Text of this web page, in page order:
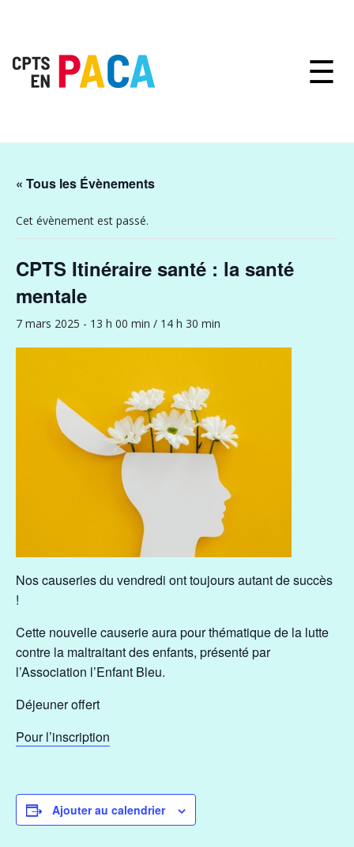
☰
« Tous les Évènements
Cet évènement est passé.
CPTS Itinéraire santé : la santé
mentale
7 mars 2025 - 13 h 00 min / 14 h 30 min
Nos causeries du vendredi ont toujours autant de succès
!
Cette nouvelle causerie aura pour thématique de la lutte
contre la maltraitant des enfants, présenté par
l’Association l’Enfant Bleu.
Déjeuner offert
Pour l’inscription
Ajouter au calendrier